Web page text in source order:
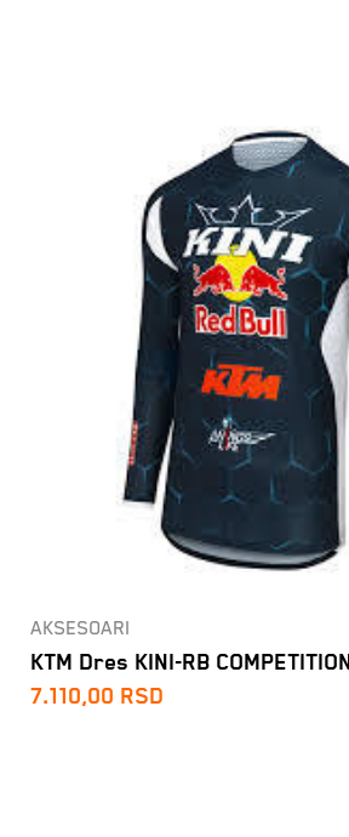
AKSESOARI
KTM Dres KINI-RB COMPETITION
7.110,00 RSD